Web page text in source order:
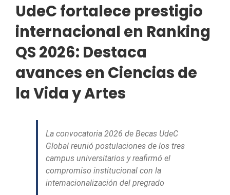
UdeC fortalece prestigio
internacional en Ranking
QS 2026: Destaca
avances en Ciencias de
la Vida y Artes
La convocatoria 2026 de Becas UdeC
Global reunió postulaciones de los tres
campus universitarios y reafirmó el
compromiso institucional con la
internacionalización del pregrado